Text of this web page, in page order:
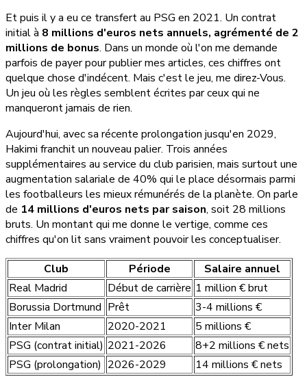
Et puis il y a eu ce transfert au PSG en 2021. Un contrat
initial à 8 millions d'euros nets annuels, agrémenté de 2
millions de bonus. Dans un monde où l'on me demande
parfois de payer pour publier mes articles, ces chiffres ont
quelque chose d'indécent. Mais c'est le jeu, me direz-Vous.
Un jeu où les règles semblent écrites par ceux qui ne
manqueront jamais de rien.
Aujourd'hui, avec sa récente prolongation jusqu'en 2029,
Hakimi franchit un nouveau palier. Trois années
supplémentaires au service du club parisien, mais surtout une
augmentation salariale de 40% qui le place désormais parmi
les footballeurs les mieux rémunérés de la planète. On parle
de 14 millions d'euros nets par saison, soit 28 millions
bruts. Un montant qui me donne le vertige, comme ces
chiffres qu'on lit sans vraiment pouvoir les conceptualiser.
Club
Période
Salaire annuel
Real Madrid
Début de carrière 1 million € brut
Borussia Dortmund Prêt
3-4 millions €
Inter Milan
2020-2021
5 millions €
PSG (contrat initial) 2021-2026
8+2 millions € nets
PSG (prolongation) 2026-2029 14 millions € nets